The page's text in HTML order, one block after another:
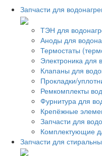
Запчасти для
ТЭН для
Аноды для
Термостаты
Электроника для
Клапаны для
Прокладки/
Ремкомплекты
Фурнитура для
Крепёжные
Запчасти для
Комплектующие
Запчасти для